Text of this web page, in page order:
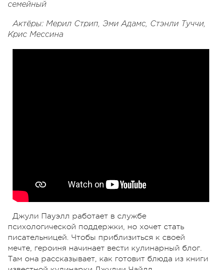
семейный
Актёры: Мерил Стрип, Эми Адамс, Стэнли Туччи,
Крис Мессина
Джули Пауэлл работает в службе
психологической поддержки, но хочет стать
писательницей. Чтобы приблизиться к своей
мечте, героиня начинает вести кулинарный блог.
Там она рассказывает, как готовит блюда из книги